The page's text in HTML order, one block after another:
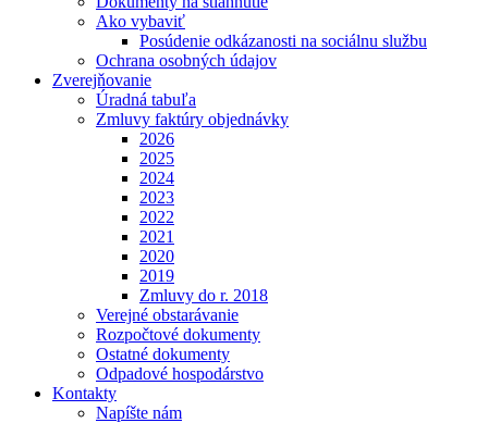
Ako vybaviť
Posúdenie odkázanosti na sociálnu službu
Ochrana osobných údajov
Zverejňovanie
Úradná tabuľa
Zmluvy faktúry objednávky
2026
2025
2024
2023
2022
2021
2020
2019
Zmluvy do r. 2018
Verejné obstarávanie
Rozpočtové dokumenty
Ostatné dokumenty
Odpadové hospodárstvo
Kontakty
Napíšte nám